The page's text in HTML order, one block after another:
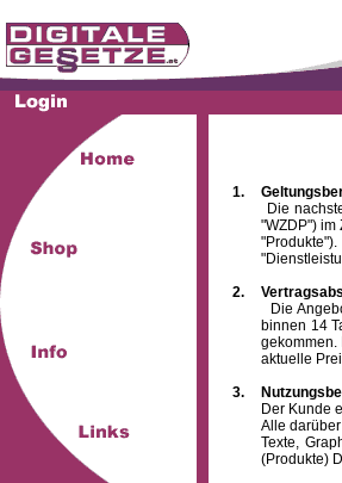
1.
Die
"WZDP")
2.
Die Angebote
binnen 14
gekommen.
aktuelle
3.
Der Kunde
Alle
Texte,
(Produkte)